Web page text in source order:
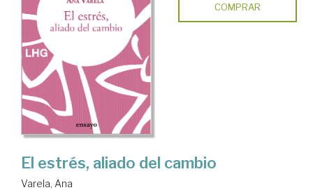
COMPRAR
El estrés, aliado del cambio
Varela, Ana